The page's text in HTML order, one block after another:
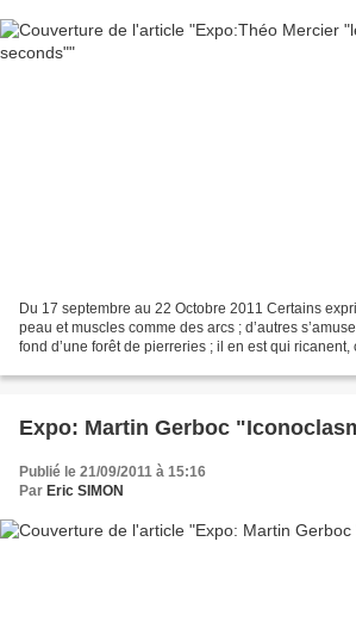
Du 17 septembre au 22 Octobre 2011 Certains
peau et muscles comme des arcs ; d’autres
fond d’une forêt de pierreries ; il en est qui ricanent,
Expo: Martin Gerboc
Publié le 21/09/2011 à 15:16
Par Eric SIMON